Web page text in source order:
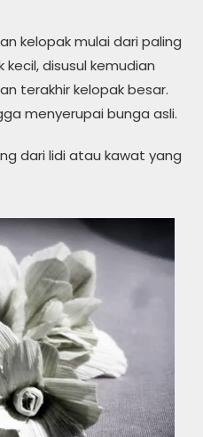
kelopak mulai dari paling
disusul kemudian
terakhir kelopak besar.
menyerupai bunga asli.
dari lidi atau kawat yang